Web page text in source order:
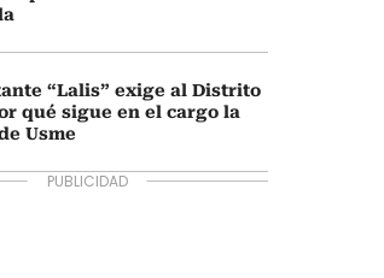
“Lalis” exige al Distrito
qué sigue en el cargo la
Usme